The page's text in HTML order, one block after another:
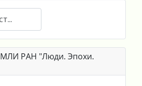
РАН "Люди. Эпохи.